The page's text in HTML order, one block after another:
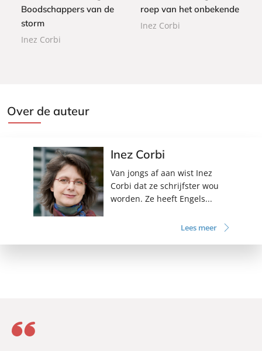
Boodschappers van de
storm
Inez Corbi
roep van het onbekende
Inez Corbi
Over de auteur
Inez Corbi
Van jongs af aan wist Inez
Corbi dat ze schrijfster wou
worden. Ze heeft Engels...
Lees meer